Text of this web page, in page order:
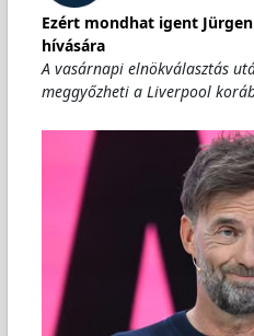
Ezért mondhat igent
hívására
A vasárnapi elnökválasztás
meggyőzheti a Liverpool